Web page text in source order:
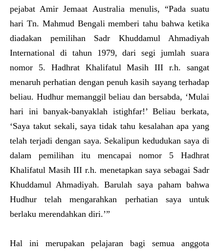
pejabat Amir Jemaat Australia menulis, “Pada suatu
hari Tn. Mahmud Bengali memberi tahu bahwa ketika
diadakan pemilihan Sadr Khuddamul Ahmadiyah
International di tahun 1979, dari segi jumlah suara
nomor 5. Hadhrat Khalifatul Masih III r.h. sangat
menaruh perhatian dengan penuh kasih sayang terhadap
beliau. Hudhur memanggil beliau dan bersabda, ‘Mulai
hari ini banyak-banyaklah istighfar!’ Beliau berkata,
‘Saya takut sekali, saya tidak tahu kesalahan apa yang
telah terjadi dengan saya. Sekalipun kedudukan saya di
dalam pemilihan itu mencapai nomor 5 Hadhrat
Khalifatul Masih III r.h. menetapkan saya sebagai Sadr
Khuddamul Ahmadiyah. Barulah saya paham bahwa
Hudhur telah mengarahkan perhatian saya untuk
berlaku merendahkan diri.’”
Hal ini merupakan pelajaran bagi semua anggota